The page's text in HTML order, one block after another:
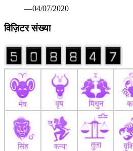
—04/07/2020
विज़िटर संख्या